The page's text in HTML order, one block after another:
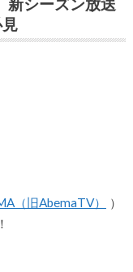
（旧AbemaTV）
）